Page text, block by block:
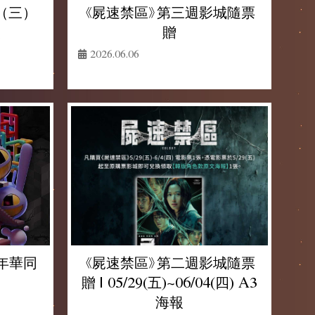
）
《屍速禁區》第三週影城隨票
贈
2026.06.06
華同
《屍速禁區》第二週影城隨票
贈 | 05/29(五)~06/04(四) A3
海報